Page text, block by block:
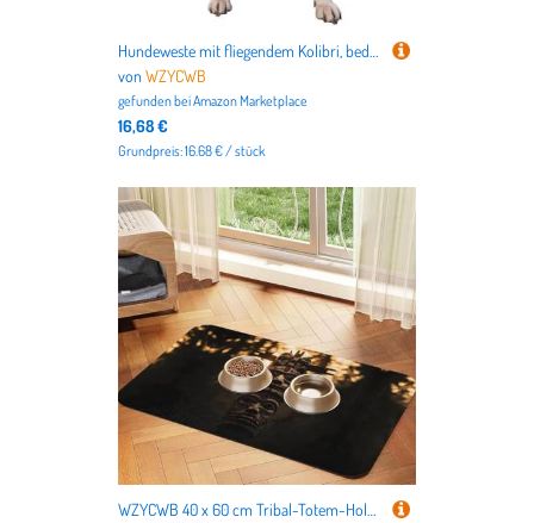
Hundeweste mit fliegendem Kolibri, bedruckt, Größe M, ideal für Spaziergänge mit dem Hund, Wandern, tägliche Reisen
vonWZYCWB
gefunden beiAmazon Marketplace
16,68 €
Grundpreis: 16.68 € / stück
WZYCWB 40 x 60 cm Tribal-Totem-Holzstatue, gemustertes Haustier-Tischset, Futtermatte – für Katzen- und Hundefutter-Matten, faltbar und einfach zu verstauen